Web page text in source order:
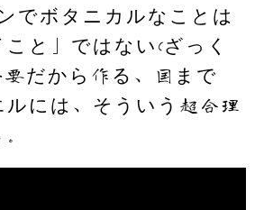
でボタニカルなことは
こと」ではない(ざっく
要だから作る、国まで
ルには、そういう超合理